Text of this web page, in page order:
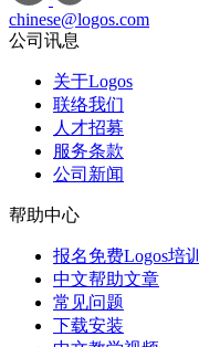
chinese@logos.com
公司讯息
关于Logos
联络我们
人才招募
服务条款
公司新闻
帮助中心
报名免费Logos培训
中文帮助文章
常见问题
下载安装